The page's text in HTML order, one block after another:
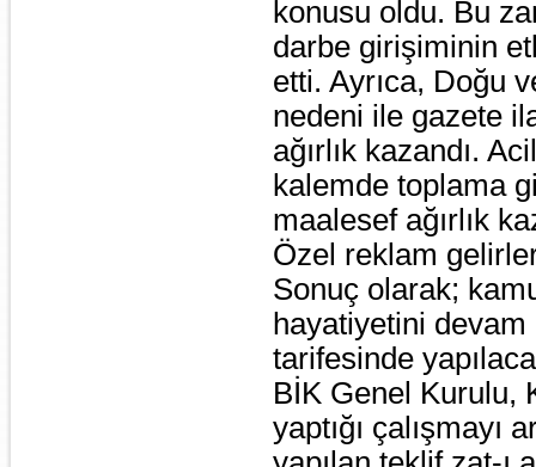
konusu oldu. Bu
darbe girişiminin
etti. Ayrıca, Doğu
nedeni ile gazete
ağırlık kazandı.
kalemde toplama
maalesef ağırlık
Özel reklam
Sonuç olarak;
hayatiyetini
tarifesinde
BİK Genel Kurulu,
yaptığı çalışmayı